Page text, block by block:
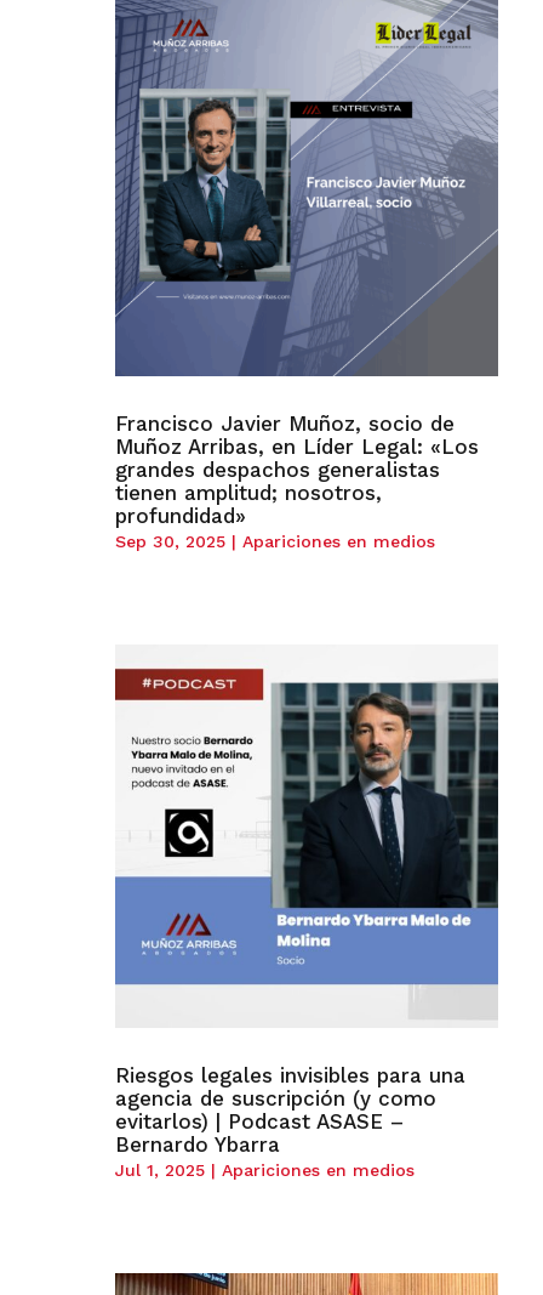
Francisco Javier Muñoz, socio de
Muñoz Arribas, en Líder Legal: «Los
grandes despachos generalistas
tienen amplitud; nosotros,
profundidad»
Sep 30, 2025| Apariciones en medios
Riesgos legales invisibles para una
agencia de suscripción (y como
evitarlos) | Podcast ASASE –
Bernardo Ybarra
Jul 1, 2025| Apariciones en medios